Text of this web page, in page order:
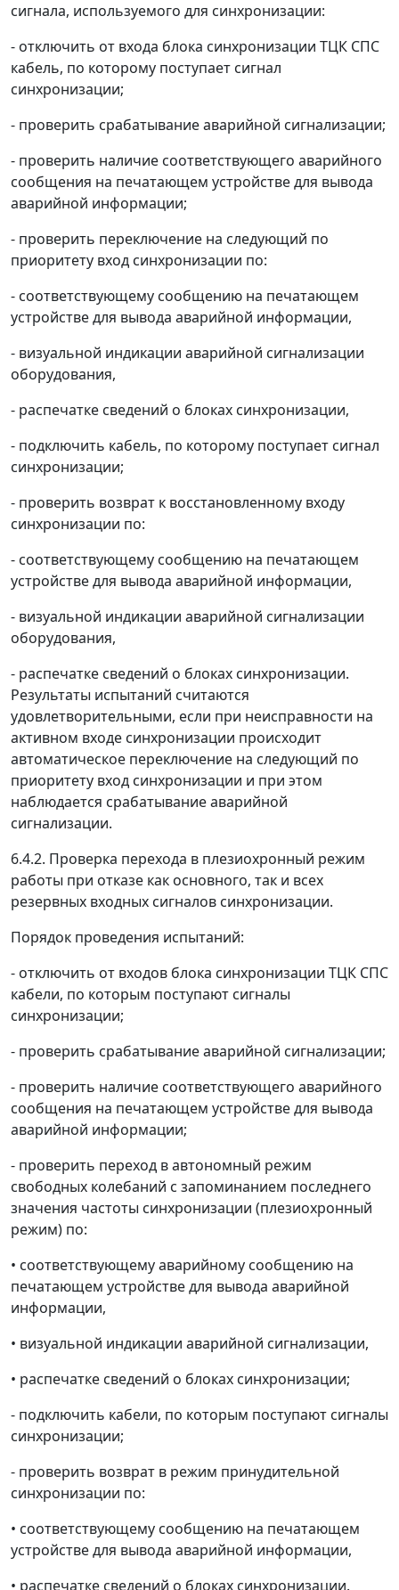
сигнала, используемого для синхронизации:
- отключить от входа блока синхронизации ТЦК СПС
кабель, по которому поступает сигнал
синхронизации;
- проверить срабатывание аварийной сигнализации;
- проверить наличие соответствующего аварийного
сообщения на печатающем устройстве для вывода
аварийной информации;
- проверить переключение на следующий по
приоритету вход синхронизации по:
- соответствующему сообщению на печатающем
устройстве для вывода аварийной информации,
- визуальной индикации аварийной сигнализации
оборудования,
- распечатке сведений о блоках синхронизации,
- подключить кабель, по которому поступает сигнал
синхронизации;
- проверить возврат к восстановленному входу
синхронизации по:
- соответствующему сообщению на печатающем
устройстве для вывода аварийной информации,
- визуальной индикации аварийной сигнализации
оборудования,
- распечатке сведений о блоках синхронизации.
Результаты испытаний считаются
удовлетворительными, если при неисправности на
активном входе синхронизации происходит
автоматическое переключение на следующий по
приоритету вход синхронизации и при этом
наблюдается срабатывание аварийной
сигнализации.
6.4.2. Проверка перехода в плезиохронный режим
работы при отказе как основного, так и всех
резервных входных сигналов синхронизации.
Порядок проведения испытаний:
- отключить от входов блока синхронизации ТЦК СПС
кабели, по которым поступают сигналы
синхронизации;
- проверить срабатывание аварийной сигнализации;
- проверить наличие соответствующего аварийного
сообщения на печатающем устройстве для вывода
аварийной информации;
- проверить переход в автономный режим
свободных колебаний с запоминанием последнего
значения частоты синхронизации (плезиохронный
режим) по:
• соответствующему аварийному сообщению на
печатающем устройстве для вывода аварийной
информации,
• визуальной индикации аварийной сигнализации,
• распечатке сведений о блоках синхронизации;
- подключить кабели, по которым поступают сигналы
синхронизации;
- проверить возврат в режим принудительной
синхронизации по:
• соответствующему сообщению на печатающем
устройстве для вывода аварийной информации,
• распечатке сведений о блоках синхронизации.